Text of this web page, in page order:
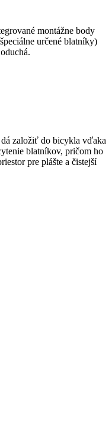
montážne body
určené blatníky)
založiť do bicykla vďaka
blatníkov, pričom ho
pre plášte a čistejší